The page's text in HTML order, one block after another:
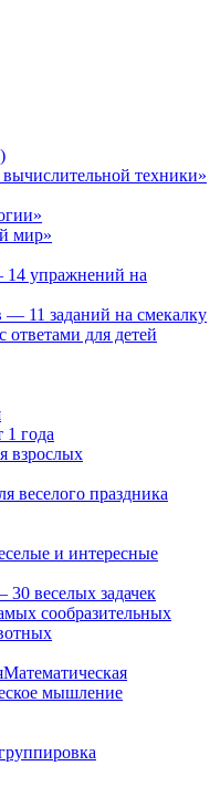
техники»
мир»
14 упражнений на
— 11 заданий на смекалку
ответами для детей
года
взрослых
веселого праздника
и интересные
30 веселых задачек
сообразительных
Математическая
мышление